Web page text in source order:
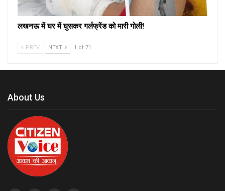
लखनऊ में घर में घुसकर गर्लफ्रेंड को मारी गोली!
PREV NEXT 1 of 71
About Us